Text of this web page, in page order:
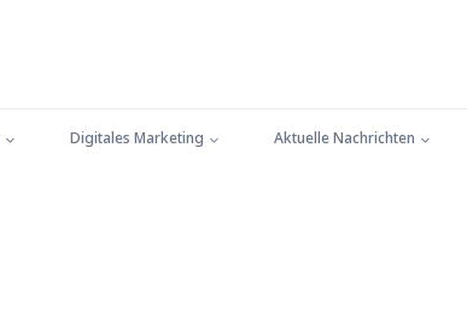
Digitales Marketing Aktuelle Nachrichten